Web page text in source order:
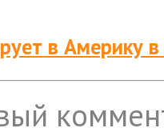
в Америку